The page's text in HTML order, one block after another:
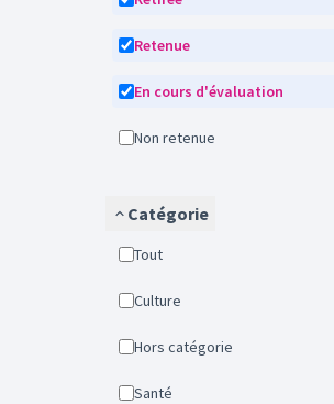
Retenue
En cours d'évaluation
Non retenue
Catégorie
Tout
Culture
Hors catégorie
Santé